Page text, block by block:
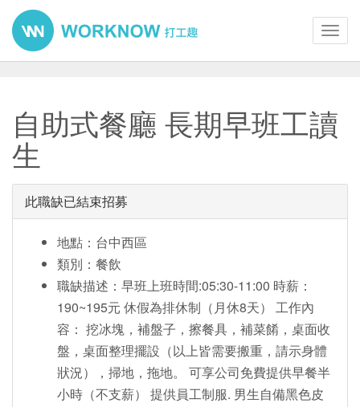
自助式餐廳 長期早班工讀
生
此職缺已結束招募
地點：台中西區
類別：餐飲
職缺描述：早班上班時間:05:30-11:00 時薪：
190~195元 休假為排休制（月休8天） 工作內
容： 挖冰塊，補盤子，擦餐具，補菜餚，桌面收
盤，桌面整理擺設（以上皆需要搬重，請示身體
狀況），掃地，拖地。 可享公司免費提供早餐半
小時（不支薪） 提供員工制服. 男生自備黑色皮